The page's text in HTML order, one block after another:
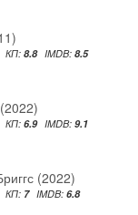
КП: 8.8 IMDB: 8.5
КП: 6.9 IMDB: 9.1
(2022)
КП: 7 IMDB: 6.8